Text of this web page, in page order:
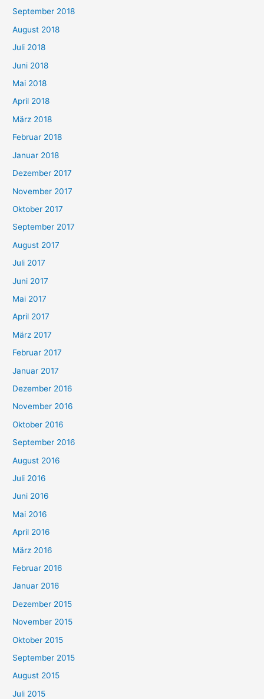
September 2018
August 2018
Juli 2018
Juni 2018
Mai 2018
April 2018
März 2018
Februar 2018
Januar 2018
Dezember 2017
November 2017
Oktober 2017
September 2017
August 2017
Juli 2017
Juni 2017
Mai 2017
April 2017
März 2017
Februar 2017
Januar 2017
Dezember 2016
November 2016
Oktober 2016
September 2016
August 2016
Juli 2016
Juni 2016
Mai 2016
April 2016
März 2016
Februar 2016
Januar 2016
Dezember 2015
November 2015
Oktober 2015
September 2015
August 2015
Juli 2015